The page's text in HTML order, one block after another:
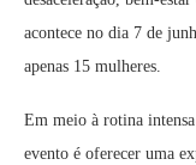
acontece no dia 7 de
apenas 15 mulheres.
Em meio à rotina intensa
evento é oferecer uma